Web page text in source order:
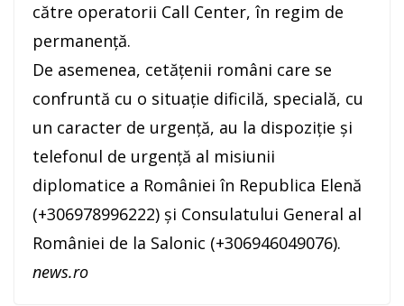
către operatorii Call Center, în regim de
permanenţă.
De asemenea, cetăţenii români care se
confruntă cu o situaţie dificilă, specială, cu
un caracter de urgenţă, au la dispoziţie şi
telefonul de urgenţă al misiunii
diplomatice a României în Republica Elenă
(+306978996222) şi Consulatului General al
României de la Salonic (+306946049076).
news.ro